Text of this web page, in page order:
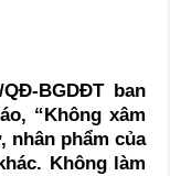
BGDĐT ban
“Không xâm
nhân phẩm của
Không làm